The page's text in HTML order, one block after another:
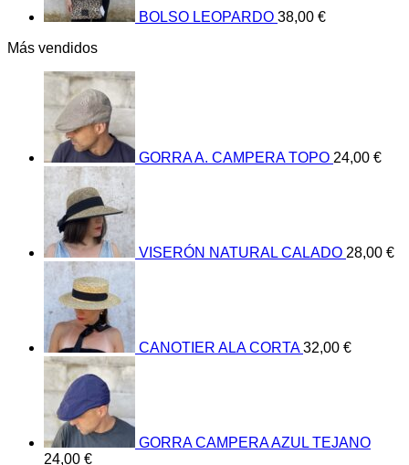
BOLSO LEOPARDO 38,00 €
Más vendidos
GORRA A. CAMPERA TOPO 24,00 €
VISERÓN NATURAL CALADO 28,00 €
CANOTIER ALA CORTA 32,00 €
GORRA CAMPERA AZUL TEJANO
24,00 €